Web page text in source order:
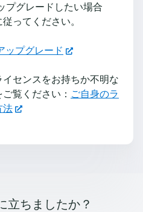
プグレードしたい場合
ってください。
ップグレード
センスをお持ちか不明な
覧ください： ご自身のラ
法
立ちましたか？